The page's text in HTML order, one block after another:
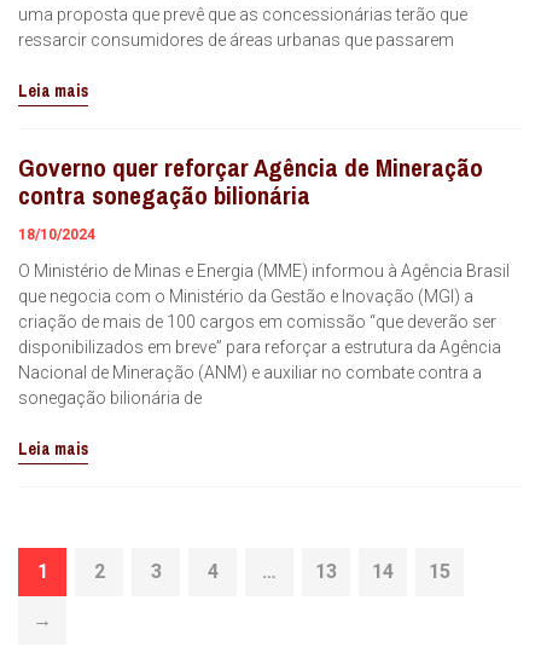
uma proposta que prevê que as concessionárias terão que
ressarcir consumidores de áreas urbanas que passarem
Leia mais
Governo quer reforçar Agência de Mineração
contra sonegação bilionária
18/10/2024
O Ministério de Minas e Energia (MME) informou à Agência Brasil
que negocia com o Ministério da Gestão e Inovação (MGI) a
criação de mais de 100 cargos em comissão “que deverão ser
disponibilizados em breve” para reforçar a estrutura da Agência
Nacional de Mineração (ANM) e auxiliar no combate contra a
sonegação bilionária de
Leia mais
1 2 3 4 … 13 14 15
→